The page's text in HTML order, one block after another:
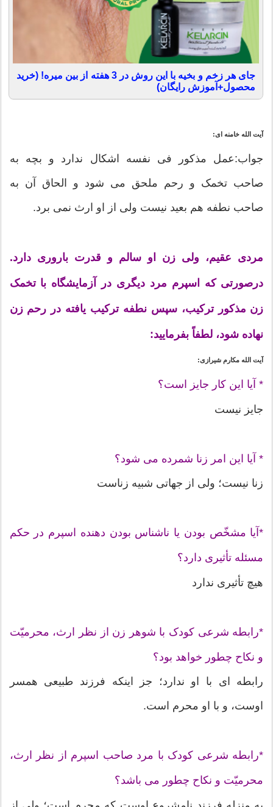
جای هر زخم و بخیه با این روش در 3 هفته از بین میره! (خرید
محصول+آموزش رایگان)
آیت الله خامنه ای:
جواب:عمل مذکور فی‏ نفسه اشکال ندارد و بچه به
صاحب تخمک و رحم ملحق می‏ شود و الحاق آن به
صاحب نطفه هم بعید نیست ولی از او ارث نمی‏ برد.
مردى عقیم، ولى زن او سالم و قدرت بارورى دارد.
درصورتی که اسپرم مرد دیگرى در آزمایشگاه با تخمک
زن مذکور ترکیب، سپس نطفه ترکیب یافته در رحم زن
نهاده شود، لطفاً بفرمایید:
آیت الله مکارم شیرازی:
* آیا این کار جایز است؟
جایز نیست
* آیا این امر زنا شمرده مى شود؟
زنا نیست؛ ولى از جهاتى شبیه زناست
*آیا مشخّص بودن یا ناشناس بودن دهنده اسپرم در حکم
مسئله تأثیرى دارد؟
هیچ تأثیرى ندارد
*رابطه شرعى کودک با شوهر زن از نظر ارث، محرمیّت
و نکاح چطور خواهد بود؟
رابطه اى با او ندارد؛ جز اینکه فرزند طبیعى همسر
اوست، و با او محرم است.
*رابطه شرعى کودک با مرد صاحب اسپرم از نظر ارث،
محرمیّت و نکاح چطور مى باشد؟